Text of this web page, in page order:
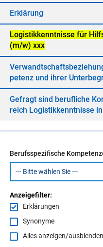
Er­klä­rung
Lo­gis­tik­kennt­nis­se für
(m/​w) xxx
pe­tenz und ih­rer
Ge­fragt sind be­ruf­li­che
reich Lo­gis­tik­kennt­nis­se
Berufsspezifische
Anzeigefilter:
Erklärungen
Synonyme
Alles anzeigen/ausblenden